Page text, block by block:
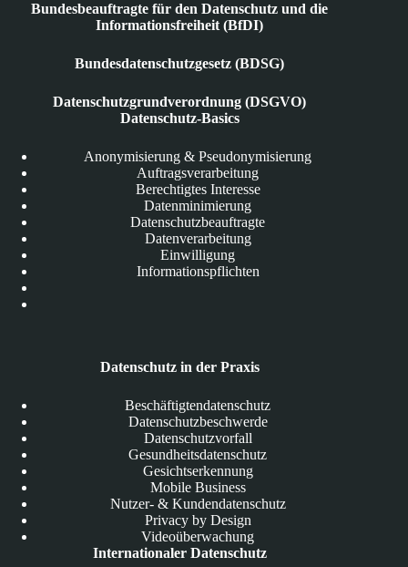
Bundesbeauftragte für den Datenschutz und die
Informationsfreiheit (BfDI)
Bundesdatenschutzgesetz (BDSG)
Datenschutzgrundverordnung (DSGVO)
Datenschutz-Basics
Anonymisierung & Pseudonymisierung
Auftragsverarbeitung
Berechtigtes Interesse
Datenminimierung
Datenschutzbeauftragte
Datenverarbeitung
Einwilligung
Informationspflichten
Datenschutz in der Praxis
Beschäftigtendatenschutz
Datenschutzbeschwerde
Datenschutzvorfall
Gesundheitsdatenschutz
Gesichtserkennung
Mobile Business
Nutzer- & Kundendatenschutz
Privacy by Design
Videoüberwachung
Internationaler Datenschutz